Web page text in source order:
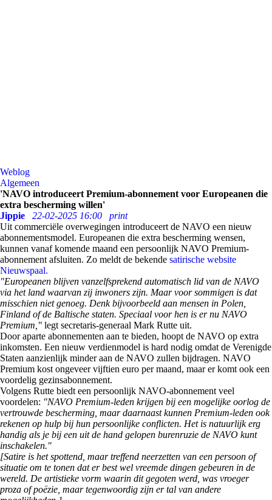
Weblog
Algemeen
'NAVO introduceert Premium-abonnement voor Europeanen die
extra bescherming willen'
Jippie
22-02-2025 16:00
print
Uit commerciële overwegingen introduceert de NAVO een nieuw
abonnementsmodel. Europeanen die extra bescherming wensen,
kunnen vanaf komende maand een persoonlijk NAVO Premium-
abonnement afsluiten. Zo meldt de bekende satirische website
Nieuwspaal.
"Europeanen blijven vanzelfsprekend automatisch lid van de NAVO
via het land waarvan zij inwoners zijn. Maar voor sommigen is dat
misschien niet genoeg. Denk bijvoorbeeld aan mensen in Polen,
Finland of de Baltische staten. Speciaal voor hen is er nu NAVO
Premium," legt secretaris-generaal Mark Rutte uit.
Door aparte abonnementen aan te bieden, hoopt de NAVO op extra
inkomsten. Een nieuw verdienmodel is hard nodig omdat de Verenigde
Staten aanzienlijk minder aan de NAVO zullen bijdragen. NAVO
Premium kost ongeveer vijftien euro per maand, maar er komt ook een
voordelig gezinsabonnement.
Volgens Rutte biedt een persoonlijk NAVO-abonnement veel
voordelen: "NAVO Premium-leden krijgen bij een mogelijke oorlog de
vertrouwde bescherming, maar daarnaast kunnen Premium-leden ook
rekenen op hulp bij hun persoonlijke conflicten. Het is natuurlijk erg
handig als je bij een uit de hand gelopen burenruzie de NAVO kunt
inschakelen."
[Satire is het spottend, maar treffend neerzetten van een persoon of
situatie om te tonen dat er best wel vreemde dingen gebeuren in de
wereld. De artistieke vorm waarin dit gegoten werd, was vroeger
proza of poëzie, maar tegenwoordig zijn er tal van andere